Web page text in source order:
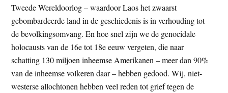
Tweede Wereldoorlog – waardoor Laos het zwaarst
gebombardeerde land in de geschiedenis is in verhouding tot
de bevolkingsomvang. En hoe snel zijn we de genocidale
holocausts van de 16e tot 18e eeuw vergeten, die naar
schatting 130 miljoen inheemse Amerikanen – meer dan 90%
van de inheemse volkeren daar – hebben gedood. Wij, niet-
westerse allochtonen hebben veel reden tot grief tegen de